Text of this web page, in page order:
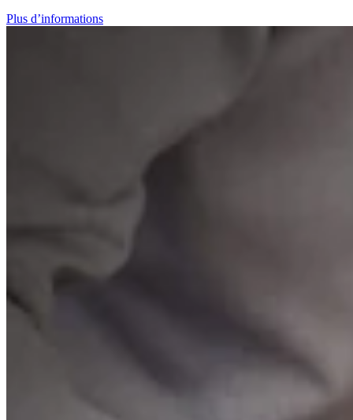
Plus d’informations